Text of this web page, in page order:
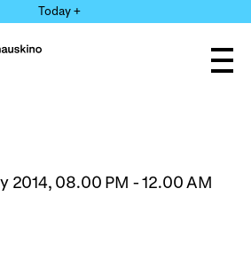
Today +
2014, 08.00 PM - 12.00 AM